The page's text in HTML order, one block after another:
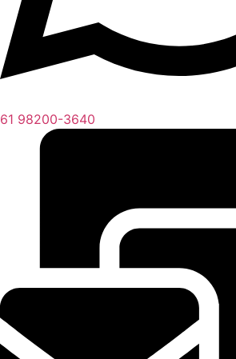
61 98200-3640